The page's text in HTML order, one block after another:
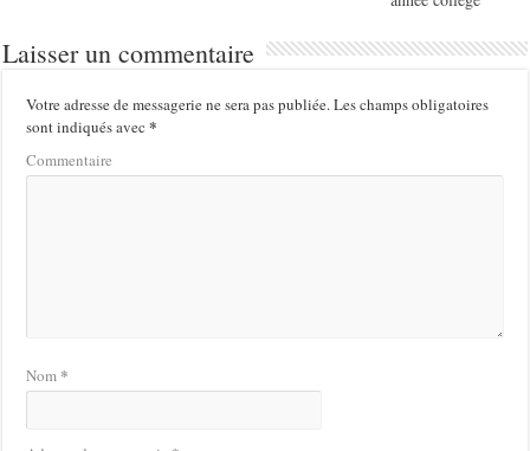
Laisser un commentaire
Votre adresse de messagerie ne sera pas publiée.Les champs obligatoires
sont indiqués avec*
Commentaire
Nom *